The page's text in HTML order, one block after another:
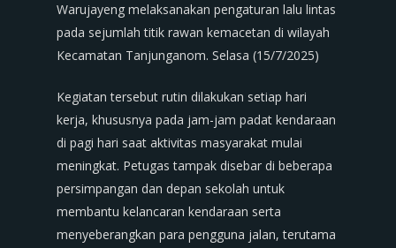
Warujayeng melaksanakan pengaturan lalu lintas
pada sejumlah titik rawan kemacetan di wilayah
Kecamatan Tanjunganom. Selasa (15/7/2025)
Kegiatan tersebut rutin dilakukan setiap hari
kerja, khususnya pada jam-jam padat kendaraan
di pagi hari saat aktivitas masyarakat mulai
meningkat. Petugas tampak disebar di beberapa
persimpangan dan depan sekolah untuk
membantu kelancaran kendaraan serta
menyeberangkan para pengguna jalan, terutama